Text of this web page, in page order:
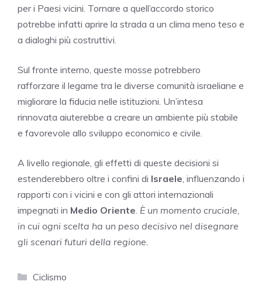
per i Paesi vicini. Tornare a quell’accordo storico
potrebbe infatti aprire la strada a un clima meno teso e
a dialoghi più costruttivi.
Sul fronte interno, queste mosse potrebbero
rafforzare il legame tra le diverse comunità israeliane e
migliorare la fiducia nelle istituzioni. Un’intesa
rinnovata aiuterebbe a creare un ambiente più stabile
e favorevole allo sviluppo economico e civile.
A livello regionale, gli effetti di queste decisioni si
estenderebbero oltre i confini di Israele, influenzando i
rapporti con i vicini e con gli attori internazionali
impegnati in Medio Oriente. È un momento cruciale,
in cui ogni scelta ha un peso decisivo nel disegnare
gli scenari futuri della regione.
Categorie
Ciclismo